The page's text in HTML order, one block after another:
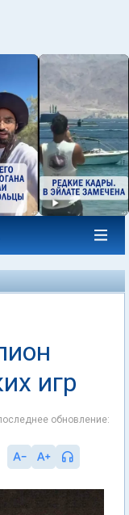
игр
обновление: